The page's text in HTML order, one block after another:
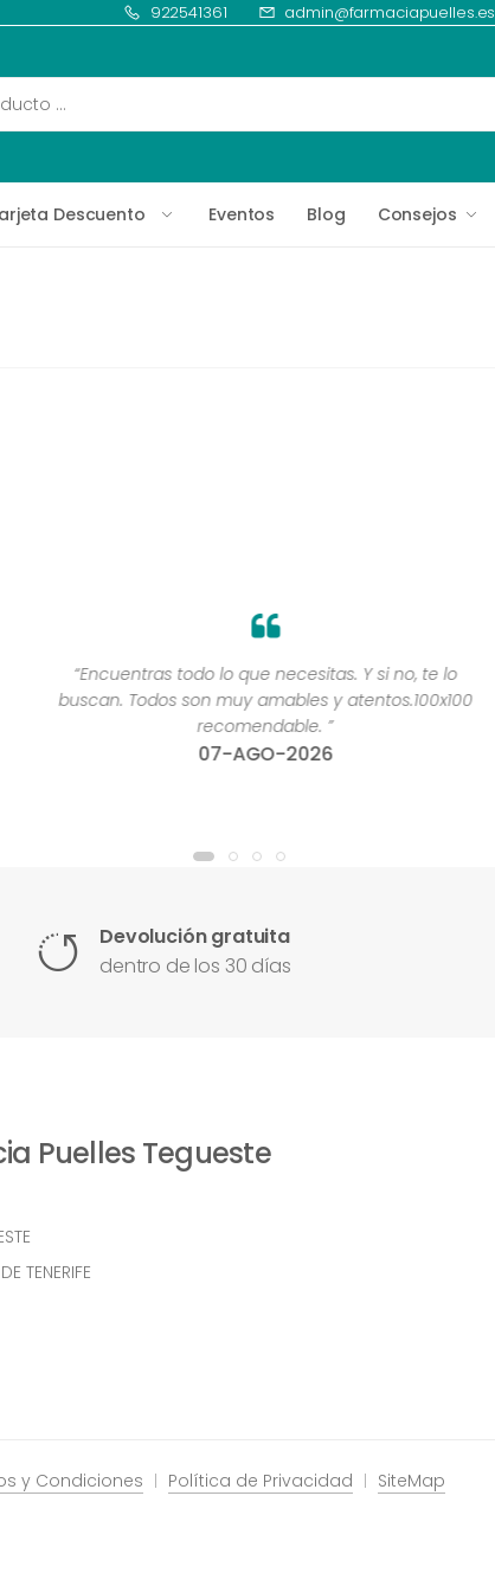
922541361 admin@farmaciapuelles.es
Descuento Eventos Blog Consejos
“Encuentras todo lo que necesitas. Y si no, te lo
buscan. Todos son muy amables y atentos.100x100
recomendable. ”
07-AGO-2026
Devolución gratuita
dentro de los 30 días
Puelles Tegueste
TENERIFE
y Condiciones Política de Privacidad SiteMap